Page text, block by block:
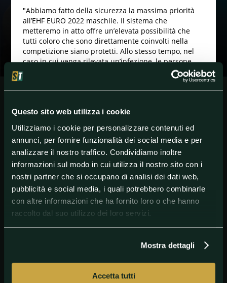
Questo sito web utilizza i cookie
Utilizziamo i cookie per personalizzare contenuti ed
annunci, per fornire funzionalità dei social media e per
analizzare il nostro traffico. Condividiamo inoltre
informazioni sul modo in cui utilizza il nostro sito con i
nostri partner che si occupano di analisi dei dati web,
pubblicità e social media, i quali potrebbero combinarle
con altre informazioni che ha fornito loro o che hanno
raccolto dal suo utilizzo dei loro servizi.
Mostra dettagli
Accetta tutti
"Abbiamo fatto della sicurezza la massima priorità
all’EHF EURO 2022 maschile. Il sistema che
metteremo in atto offre un’elevata possibilità che
tutti coloro che sono direttamente coinvolti nella
competizione siano protetti. Allo stesso tempo, nel
caso in cui venga rilevata un’infezione, le persone
che sono entrate in contatto con la persona positiva
non saranno classificate come contatto immediato e
quindi potranno, dopo aver fornito un test negativo,
#AltriSport #Pallamano